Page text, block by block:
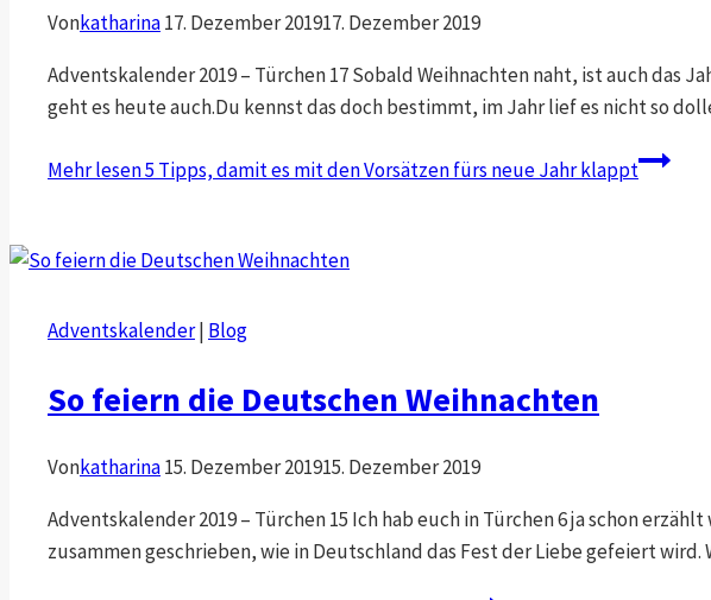
Vonkatharina17. Dezember 201917. Dezember 2019
Adventskalender 2019 – Türchen 17 Sobald Weihnachten naht, ist auch das
geht es heute auch.Du kennst das doch bestimmt, im Jahr lief es nicht so
Mehr lesen5 Tipps, damit es mit den Vorsätzen fürs neue Jahr klappt
Adventskalender| Blog
So feiern die Deutschen Weihnachten
Vonkatharina15. Dezember 201915. Dezember 2019
Adventskalender 2019 – Türchen 15 Ich hab euch in Türchen 6 ja schon
zusammen geschrieben, wie in Deutschland das Fest der Liebe gefeiert